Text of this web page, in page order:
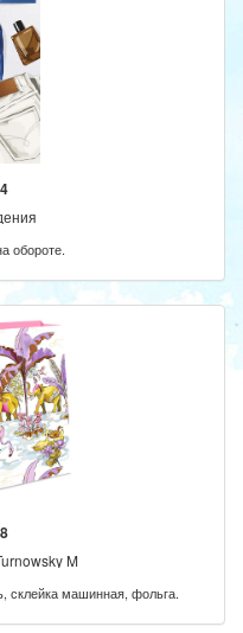
обороте.
M
склейка машинная, фольга.